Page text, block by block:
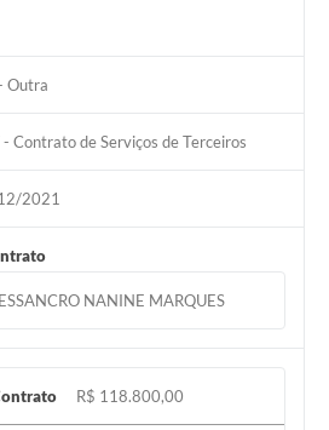
Outra
- Contrato de Serviços de Terceiros
2021
NANINE MARQUES
R$ 118.800,00